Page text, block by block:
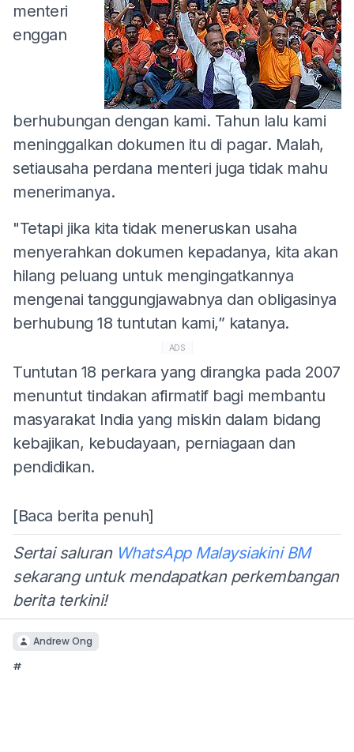
menteri
enggan
berhubungan dengan kami. Tahun lalu kami
meninggalkan dokumen itu di pagar. Malah,
setiausaha perdana menteri juga tidak mahu
menerimanya.
"Tetapi jika kita tidak meneruskan usaha
menyerahkan dokumen kepadanya, kita akan
hilang peluang untuk mengingatkannya
mengenai tanggungjawabnya dan obligasinya
berhubung 18 tuntutan kami,” katanya.
ADS
Tuntutan 18 perkara yang dirangka pada 2007
menuntut tindakan afirmatif bagi membantu
masyarakat India yang miskin dalam bidang
kebajikan, kebudayaan, perniagaan dan
pendidikan.
[Baca berita penuh]
Sertai saluran WhatsApp Malaysiakini BM
sekarang untuk mendapatkan perkembangan
berita terkini!
Andrew Ong
#